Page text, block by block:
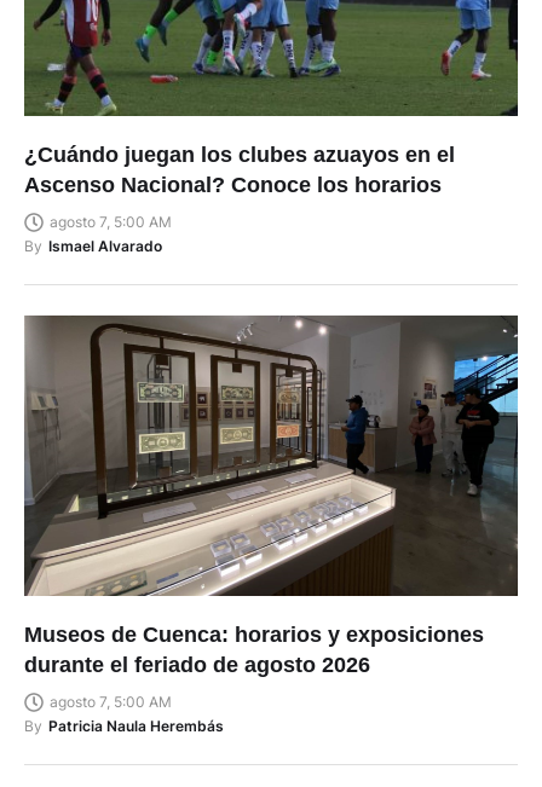
¿Cuándo juegan los clubes azuayos en el
Ascenso Nacional? Conoce los horarios
agosto 7, 5:00 AM
By Ismael Alvarado
Museos de Cuenca: horarios y exposiciones
durante el feriado de agosto 2026
agosto 7, 5:00 AM
By Patricia Naula Herembás